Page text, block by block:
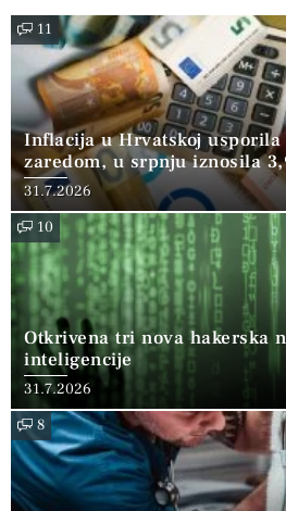
11
Inflacija u Hrvatskoj usporila
zaredom, u srpnju iznosila
31.7.2026
10
Otkrivena tri nova hakerska
inteligencije
31.7.2026
8